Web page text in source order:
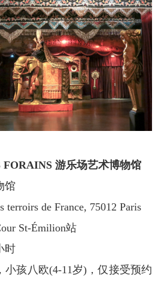
FORAINS 游乐场艺术博物馆
馆
terroirs de France, 75012 Paris
St-Émilion站
时
小孩八欧(4-11岁)，仅接受预约